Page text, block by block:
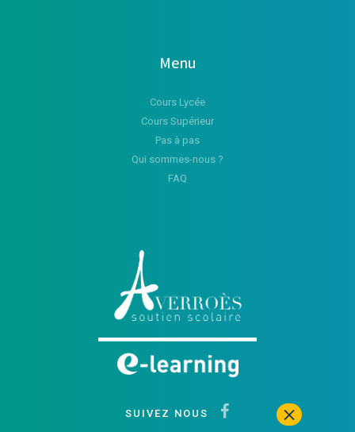
Menu
Cours Lycée
Cours Supérieur
Pas à pas
Qui sommes-nous ?
FAQ
SUIVEZ NOUS